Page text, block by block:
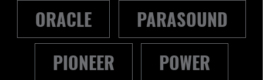
ORACLE
PARASOUND
PIONEER
POWER